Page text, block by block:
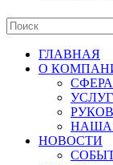
ГЛАВНАЯ
О
НАША
НОВОСТИ